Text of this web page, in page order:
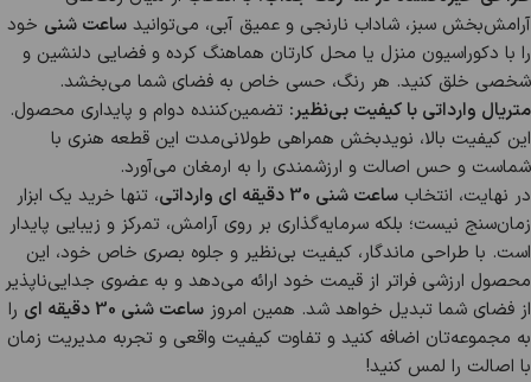
آرامش‌بخش سبز، شاداب نارنجی و عمیق آبی، می‌توانید ساعت شنی خود
را با دکوراسیون منزل یا محل کارتان هماهنگ کرده و فضایی دلنشین و
شخصی خلق کنید. هر رنگ، حسی خاص به فضای شما می‌بخشد.
متریال وارداتی با کیفیت بی‌نظیر: تضمین‌کننده دوام و پایداری محصول.
این کیفیت بالا، نویدبخش همراهی طولانی‌مدت این قطعه هنری با
شماست و حس اصالت و ارزشمندی را به ارمغان می‌آورد.
در نهایت، انتخاب ساعت شنی 30 دقیقه ای وارداتی
، تنها خرید یک ابزار
زمان‌سنج نیست؛ بلکه سرمایه‌گذاری بر روی آرامش، تمرکز و زیبایی پایدار
است. با طراحی ماندگار، کیفیت بی‌نظیر و جلوه بصری خاص خود، این
محصول ارزشی فراتر از قیمت خود ارائه می‌دهد و به عضوی جدایی‌ناپذیر
از فضای شما تبدیل خواهد شد. همین امروز ساعت شنی 30 دقیقه ای
را
به مجموعه‌تان اضافه کنید و تفاوت کیفیت واقعی و تجربه مدیریت زمان
با اصالت را لمس کنید!